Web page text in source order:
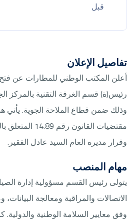
قبل
تفاصيل الإعلان
أعلن المكتب الوطني للمطارات عن
رئيس(ة) قسم الغرفة التقنية بالمركز
وذلك ضمن قطاع الملاحة الجوية. يأتي
مقتضيات
وقرار مديره العام السيد عادل الفقير.
مهام المنصب
يتولى رئيس القسم مسؤولية إدارة
الاتصالات والمراقبة ومعالجة
وفق معايير السلامة الوطنية